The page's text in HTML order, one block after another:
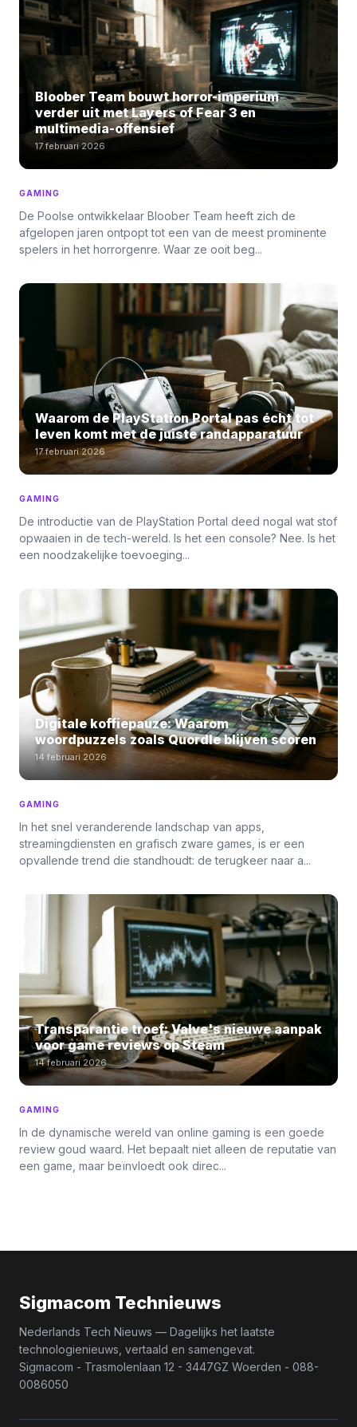
Bloober Team bouwt horror-imperium
verder uit met Layers of Fear 3 en
multimedia-offensief
17 februari 2026
GAMING
De Poolse ontwikkelaar Bloober Team heeft zich de
afgelopen jaren ontpopt tot een van de meest prominente
spelers in het horrorgenre. Waar ze ooit beg...
Waarom de PlayStation Portal pas écht tot
leven komt met de juiste randapparatuur
17 februari 2026
GAMING
De introductie van de PlayStation Portal deed nogal wat stof
opwaaien in de tech-wereld. Is het een console? Nee. Is het
een noodzakelijke toevoeging...
Digitale koffiepauze: Waarom
woordpuzzels zoals Quordle blijven scoren
14 februari 2026
GAMING
In het snel veranderende landschap van apps,
streamingdiensten en grafisch zware games, is er een
opvallende trend die standhoudt: de terugkeer naar a...
Transparantie troef: Valve's nieuwe aanpak
voor game reviews op Steam
14 februari 2026
GAMING
In de dynamische wereld van online gaming is een goede
review goud waard. Het bepaalt niet alleen de reputatie van
een game, maar beïnvloedt ook direc...
Sigmacom Technieuws
Nederlands Tech Nieuws — Dagelijks het laatste
technologienieuws, vertaald en samengevat.
Sigmacom - Trasmolenlaan 12 - 3447GZ Woerden - 088-
0086050